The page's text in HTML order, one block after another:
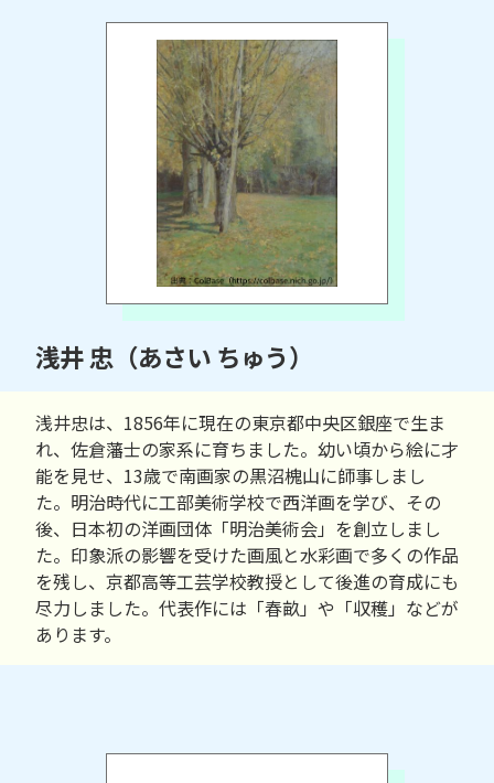
浅井 忠（あさい ちゅう）
浅井忠は、1856年に現在の東京都中央区銀座で生ま
れ、佐倉藩士の家系に育ちました。幼い頃から絵に才
能を見せ、13歳で南画家の黒沼槐山に師事しまし
た。明治時代に工部美術学校で西洋画を学び、その
後、日本初の洋画団体「明治美術会」を創立しまし
た。印象派の影響を受けた画風と水彩画で多くの作品
を残し、京都高等工芸学校教授として後進の育成にも
尽力しました。代表作には「春畝」や「収穫」などが
あります。